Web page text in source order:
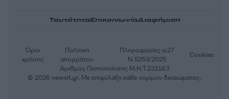
ΤαυτότηταΕπικοινωνίαΔιαφήμιση
Αριθμός Πιστοποίησης Μ.Η.Τ.232163
Όροι
χρήσης
Πολιτική
απορρήτου
Πληροφορίες α.27
Ν.5253/2025
Cookies
© 2026 newsit.gr. Με επιφύλαξη κάθε νομίμου δικαιώματος.